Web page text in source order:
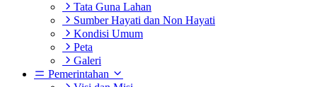
Tata Guna Lahan
Sumber Hayati dan Non Hayati
Kondisi Umum
Peta
Galeri
Pemerintahan